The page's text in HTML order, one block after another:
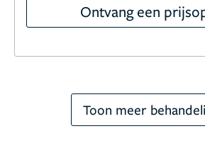
Ontvang een
Toon meer